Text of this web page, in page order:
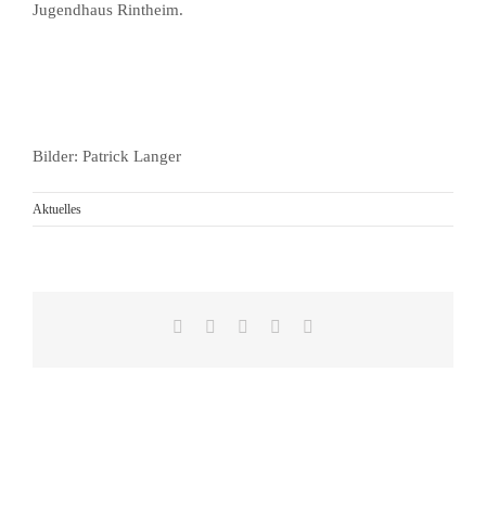
Jugendhaus Rintheim.
Bilder: Patrick Langer
Aktuelles
Facebook
Reddit LinkedInPinterest